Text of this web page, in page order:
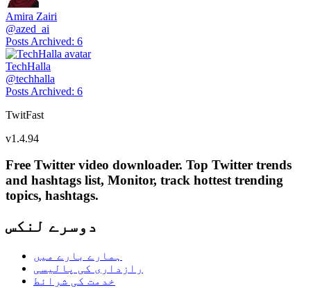
Amira Zairi
@azed_ai
Posts Archived: 6
TechHalla
@techhalla
Posts Archived: 6
TwitFast
v1.4.94
Free Twitter video downloader. Top Twitter trends
and hashtags list, Monitor, track hottest trending
topics, hashtags.
دوسرے لنکس
ہمارے بارے میں
رازداری کی پالیسی
خدمت کی شرائط